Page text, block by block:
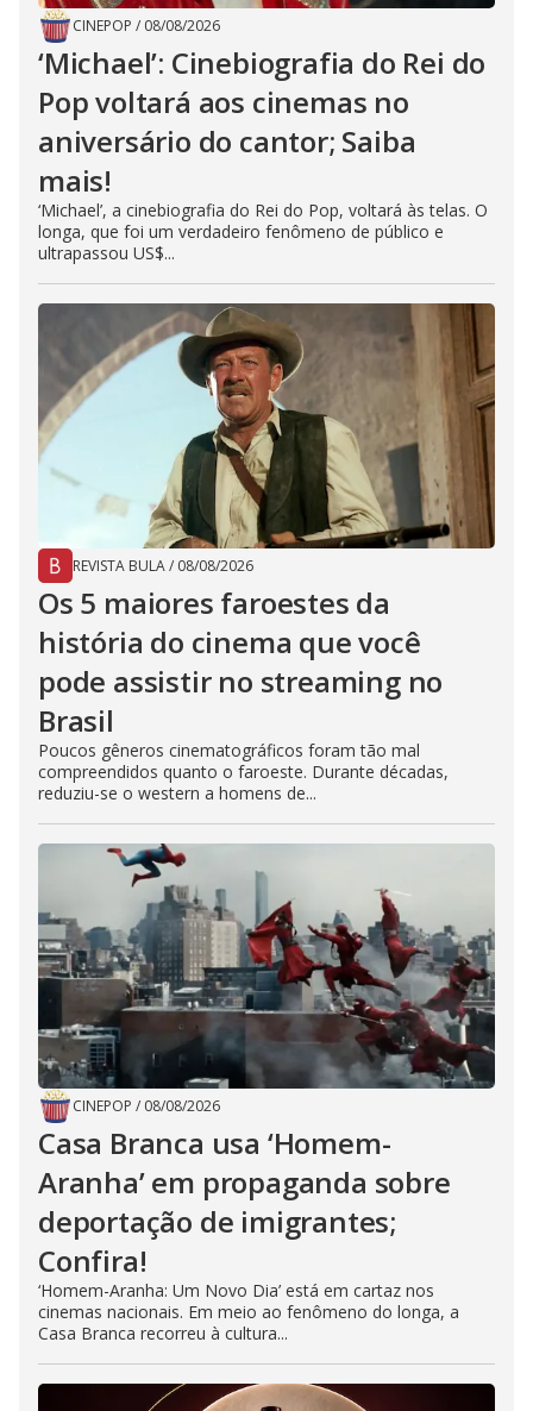
CINEPOP / 08/08/2026
‘Michael’: Cinebiografia do Rei do
Pop voltará aos cinemas no
aniversário do cantor; Saiba
mais!
‘Michael’, a cinebiografia do Rei do Pop, voltará às telas. O
longa, que foi um verdadeiro fenômeno de público e
ultrapassou US$...
REVISTA BULA/ 08/08/2026
Os 5 maiores faroestes da
história do cinema que você
pode assistir no streaming no
Brasil
Poucos gêneros cinematográficos foram tão mal
compreendidos quanto o faroeste. Durante décadas,
reduziu-se o western a homens de...
CINEPOP / 08/08/2026
Casa Branca usa ‘Homem-
Aranha’ em propaganda sobre
deportação de imigrantes;
Confira!
‘Homem-Aranha: Um Novo Dia’ está em cartaz nos
cinemas nacionais. Em meio ao fenômeno do longa, a
Casa Branca recorreu à cultura...